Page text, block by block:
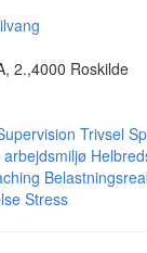
2.,4000 Roskilde
Trivsel
arbejdsmiljø
Stress